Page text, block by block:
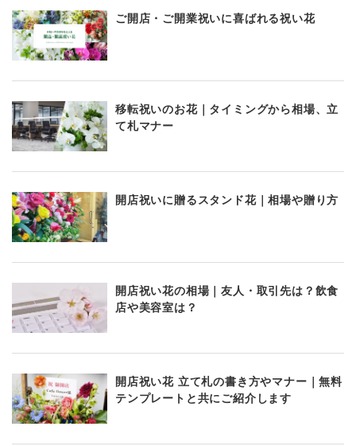
ご開店・ご開業祝いに喜ばれる祝い花
移転祝いのお花｜タイミングから相場、立
て札マナー
開店祝いに贈るスタンド花｜相場や贈り方
開店祝い花の相場｜友人・取引先は？飲食
店や美容室は？
開店祝い花 立て札の書き方やマナー｜無料
テンプレートと共にご紹介します